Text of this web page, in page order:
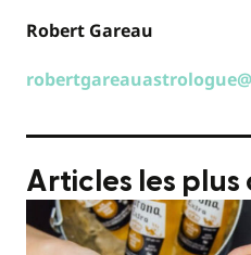
Robert Gareau
Articles les plus